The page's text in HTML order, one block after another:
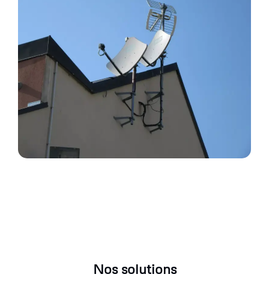
Nos solutions